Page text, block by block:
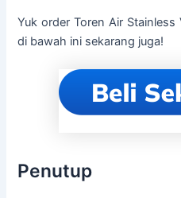
Yuk order Toren Air
di bawah ini sekarang juga!
Penutup